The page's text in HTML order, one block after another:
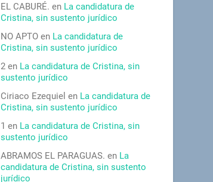
EL CABURÉ. en La candidatura de
Cristina, sin sustento jurídico
NO APTO en La candidatura de
Cristina, sin sustento jurídico
2 en La candidatura de Cristina, sin
sustento jurídico
Ciriaco Ezequiel en La candidatura de
Cristina, sin sustento jurídico
1 en La candidatura de Cristina, sin
sustento jurídico
ABRAMOS EL PARAGUAS. en La
candidatura de Cristina, sin sustento
jurídico